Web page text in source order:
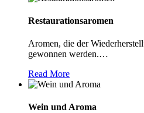
Restaurationsaromen
Aromen, die der
gewonnen werden.…
Read More
Wein und Aroma